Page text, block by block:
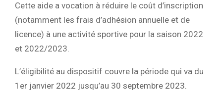
Cette aide a vocation à réduire le coût d’inscription
(notamment les frais d’adhésion annuelle et de
licence) à une activité sportive pour la saison 2022
et 2022/2023.
L’éligibilité au dispositif couvre la période qui va du
1er janvier 2022 jusqu’au 30 septembre 2023.